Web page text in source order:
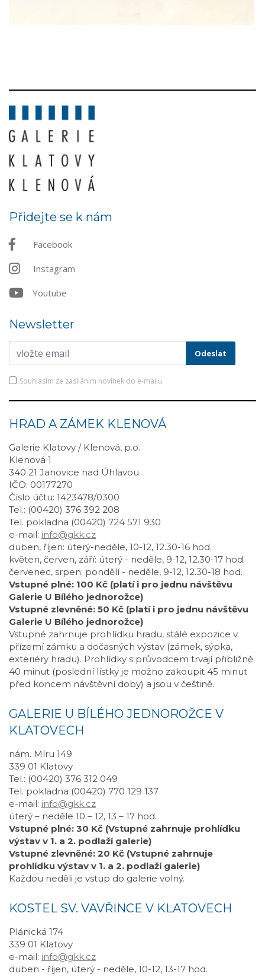
Přidejte se k nám
Facebook
Instagram
Youtube
Newsletter
Souhlasím ze zasíláním novinek do e-mailu
HRAD A ZÁMEK KLENOVÁ
Galerie Klatovy / Klenová, p.o.
Klenová 1
340 21 Janovice nad Úhlavou
IČO: 00177270
Číslo účtu: 1423478/0300
Tel.: (00420) 376 392 208
Tel. pokladna (00420) 724 571 930
e-mail: info@gkk.cz
duben, říjen: úterý-neděle, 10-12, 12.30-16 hod.
květen, červen, září: úterý - neděle, 9-12, 12.30-17 hod.
červenec, srpen: pondělí - neděle, 9-12, 12.30-18 hod.
Vstupné plné: 100 Kč (platí i pro jednu návštěvu
Galerie U Bílého jednorožce)
Vstupné zlevněné: 50 Kč (platí i pro jednu návštěvu
Galerie U Bílého jednorožce)
Vstupné zahrnuje prohlídku hradu, stálé expozice v
přízemí zámku a dočasných výstav (zámek, sýpka,
exteriéry hradu). Prohlídky s průvodcem trvají přibližně
40 minut (poslední lístky je možno zakoupit 45 minut
před koncem návštěvní doby) a jsou v češtině.
GALERIE U BÍLÉHO JEDNOROŽCE V
KLATOVECH
nám. Míru 149
339 01 Klatovy
Tel.: (00420) 376 312 049
Tel. pokladna (00420) 770 129 137
e-mail: info@gkk.cz
úterý – neděle 10 – 12, 13 – 17 hod.
Vstupné plné: 30 Kč (Vstupné zahrnuje prohlídku
výstav v 1. a 2. podlaží galerie)
Vstupné zlevněné: 20 Kč (Vstupné zahrnuje
prohlídku výstav v 1. a 2. podlaží galerie)
Každou neděli je vstup do galerie volný.
KOSTEL SV. VAVŘINCE V KLATOVECH
Plánická 174
339 01 Klatovy
e-mail: info@gkk.cz
duben - říjen, úterý - neděle, 10-12, 13-17 hod.